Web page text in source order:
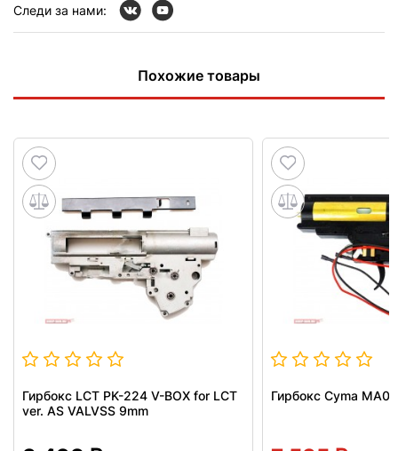
Следи за нами:
Похожие товары
Гирбокс LCT PK-224 V-BOX for LCT
ver. AS VALVSS 9mm
Гирбокс Cyma